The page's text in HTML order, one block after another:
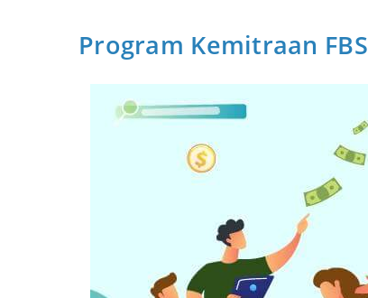
Program Kemitraan FBS